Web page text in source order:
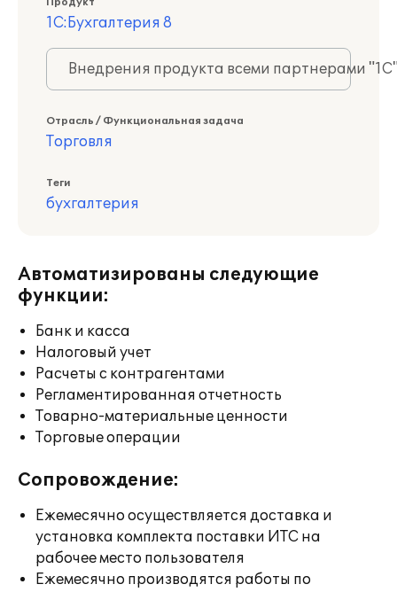
1С:Бухгалтерия 8
Внедрения продукта всеми партнерами
Отрасль / Функциональная задача
Торговля
Теги
бухгалтерия
Автоматизированы следующие
функции:
Банк и касса
Налоговый учет
Расчеты с контрагентами
Регламентированная отчетность
Товарно-материальные ценности
Торговые операции
Сопровождение:
Ежемесячно осуществляется доставка и
установка комплекта поставки ИТС на
рабочее место пользователя
Ежемесячно производятся работы по